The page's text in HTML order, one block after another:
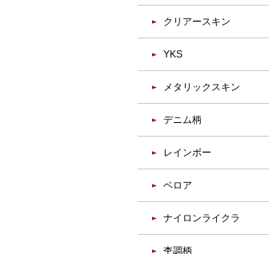
クリアースキン
YKS
メタリックスキン
デニム柄
レインボー
ベロア
ナイロンライクラ
杢調柄